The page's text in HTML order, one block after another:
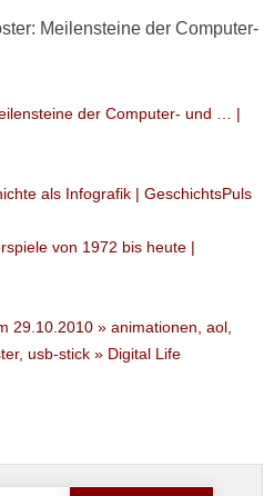
Meilensteine der Computer-
der Computer- und … |
als Infografik | GeschichtsPuls
von 1972 bis heute |
29.10.2010 » animationen, aol,
usb-stick » Digital Life